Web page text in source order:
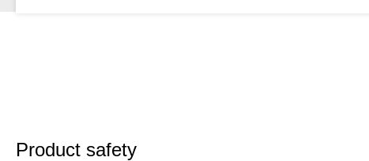
Product safety